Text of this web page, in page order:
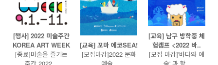
[행사] 2022 미술주간
KOREA ART WEEK
[종료]미술을 즐기는
[교육] 꼬마 에코SEA!
[모집마감]​2022 문화
[교육] 남구 방학중 체
험캠프 <2022 바..
[모집 마감]'바다와 예